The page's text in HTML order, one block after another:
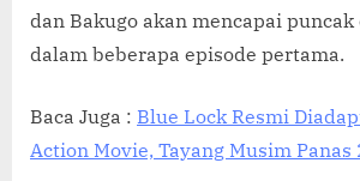
dan Bakugo akan mencapai puncak
dalam beberapa episode pertama.
Baca Juga : Blue Lock Resmi
Action Movie, Tayang Musim Panas